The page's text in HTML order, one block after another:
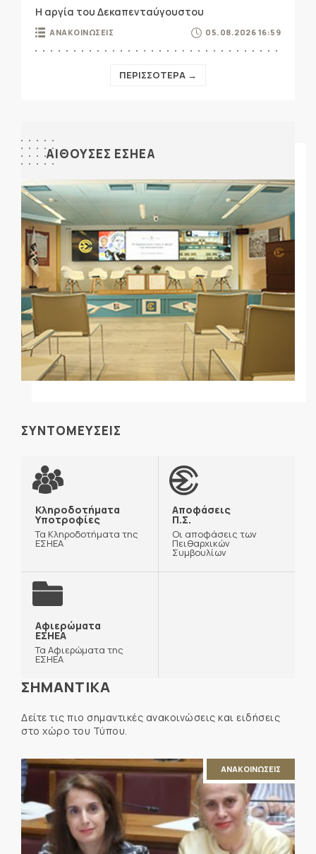
Η αργία του Δεκαπενταύγουστου
ΑΝΑΚΟΙΝΩΣΕΙΣ 05.08.2026 16:59
ΠΕΡΙΣΣΟΤΕΡΑ →
ΑΙΘΟΥΣΕΣ ΕΣΗΕΑ
ΣΥΝΤΟΜΕΥΣΕΙΣ
Κληροδοτήματα
Υποτροφίες
Τα Κληροδοτήματα της
ΕΣΗΕΑ
Αποφάσεις
Π.Σ.
Οι αποφάσεις των
Πειθαρχικών
Συμβουλίων
Αφιερώματα
ΕΣΗΕΑ
Τα Αφιερώματα της
ΕΣΗΕΑ
ΣΗΜΑΝΤΙΚΑ
Δείτε τις πιο σημαντικές ανακοινώσεις και ειδήσεις
στο χώρο του Τύπου.
ΑΝΑΚΟΙΝΩΣΕΙΣ